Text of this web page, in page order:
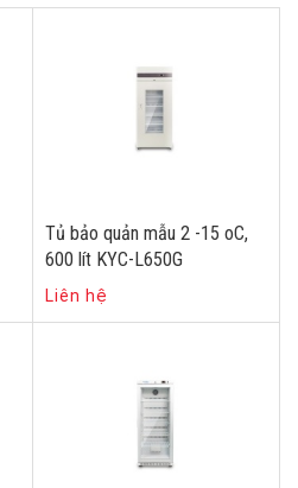
Tủ bảo quản mẫu 2 -15 oC,
600 lít KYC-L650G
Liên hệ